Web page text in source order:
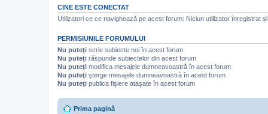
s
o
n
j
.
e
u
n
o
n
d
a
j
.
CINE ESTE CONECTAT
Utilizatori ce ce navighează pe acest forum: Niciun utilizator înregistrat
PERMISIUNILE FORUMULUI
Nu puteţi scrie subiecte noi în acest forum
Nu puteţi răspunde subiectelor din acest forum
Nu puteţi modifica mesajele dumneavoastră în acest forum
Nu puteţi şterge mesajele dumneavoastră în acest forum
Nu puteţi publica fişiere ataşate în acest forum
Prima pagină